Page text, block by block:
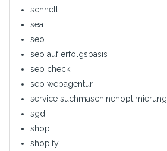
schnell
sea
seo
seo auf erfolgsbasis
seo check
seo webagentur
service suchmaschinenoptimierung
sgd
shop
shopify